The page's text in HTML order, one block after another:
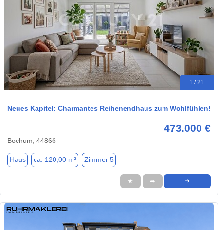
1 / 21
Neues Kapitel: Charmantes Reihenendhaus zum Wohlfühlen!
473.000 €
Bochum, 44866
Haus ca. 120,00 m² Zimmer 5
★ ➦ ➜